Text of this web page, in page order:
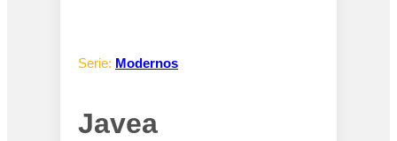
Serie: Modernos
Javea